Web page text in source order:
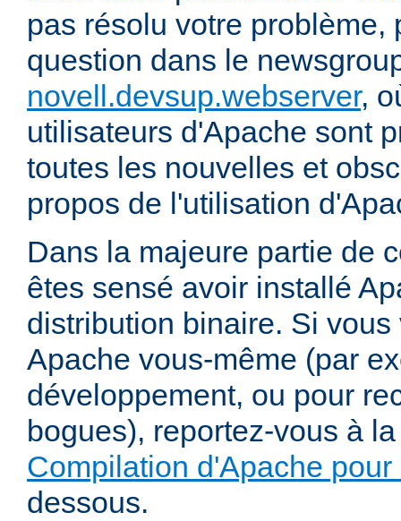
pas résolu votre problème,
question dans le
novell.devsup.webserver,
utilisateurs d'Apache sont
toutes les nouvelles et
propos de l'utilisation
Dans la majeure partie de
êtes sensé avoir installé
distribution binaire. Si
Apache vous-même (par
développement, ou pour
bogues), reportez-vous à
Compilation d'Apache
dessous.